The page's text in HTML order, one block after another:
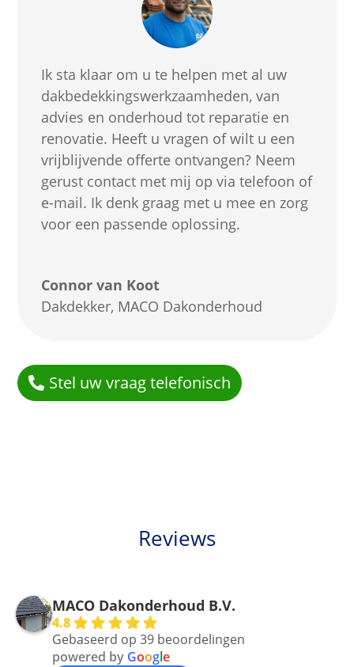
Ik sta klaar om u te helpen met al uw
dakbedekkingswerkzaamheden, van
advies en onderhoud tot reparatie en
renovatie. Heeft u vragen of wilt u een
vrijblijvende offerte ontvangen? Neem
gerust contact met mij op via telefoon of
e-mail. Ik denk graag met u mee en zorg
voor een passende oplossing.
Connor van Koot
Dakdekker, MACO Dakonderhoud
Stel uw vraag telefonisch
Reviews
MACO Dakonderhoud B.V.
4.8
Gebaseerd op 39 beoordelingen
powered by Google